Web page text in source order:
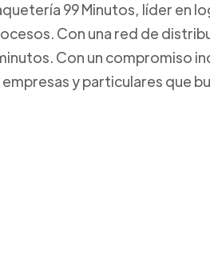
99 Minutos, líder en
Con una red de
Con un compromiso
y particulares que